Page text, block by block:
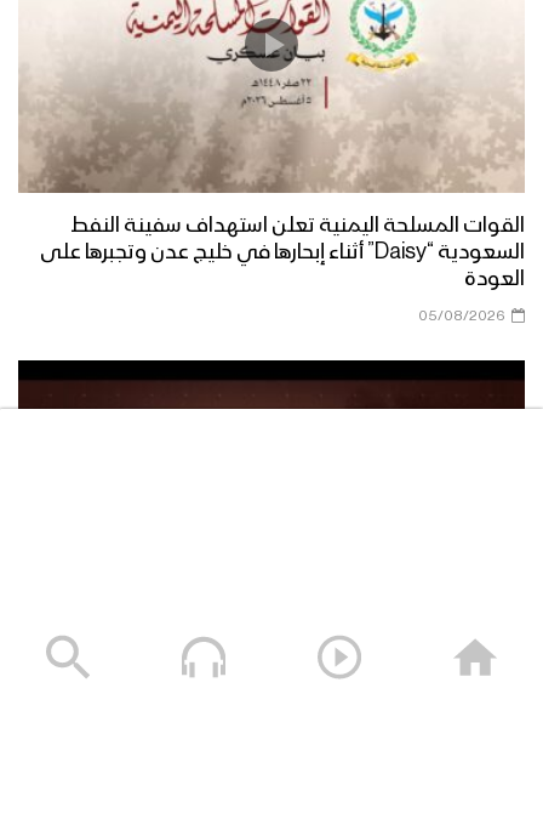
القوات المسلحة اليمنية تعلن استهداف سفينة النفط
السعودية “Daisy” أثناء إبحارها في خليج عدن وتجبرها على
العودة
05/08/2026
سلعة تبور – القول السديد 1448هـ